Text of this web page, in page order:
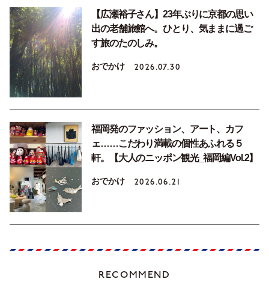
【広瀬裕子さん】23年ぶりに京都の思い
出の老舗旅館へ。ひとり、気ままに過ご
す旅のたのしみ。
おでかけ 2026.07.30
福岡発のファッション、アート、カフ
ェ……こだわり満載の個性あふれる５
軒。【大人のニッポン観光_福岡編Vol.2】
おでかけ 2026.06.21
RECOMMEND